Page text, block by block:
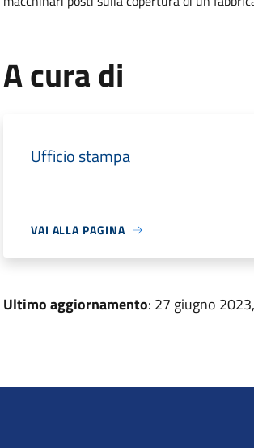
A cura di
Ufficio stampa
VAI ALLA PAGINA
Ultimo aggiornamento: 27 giugno